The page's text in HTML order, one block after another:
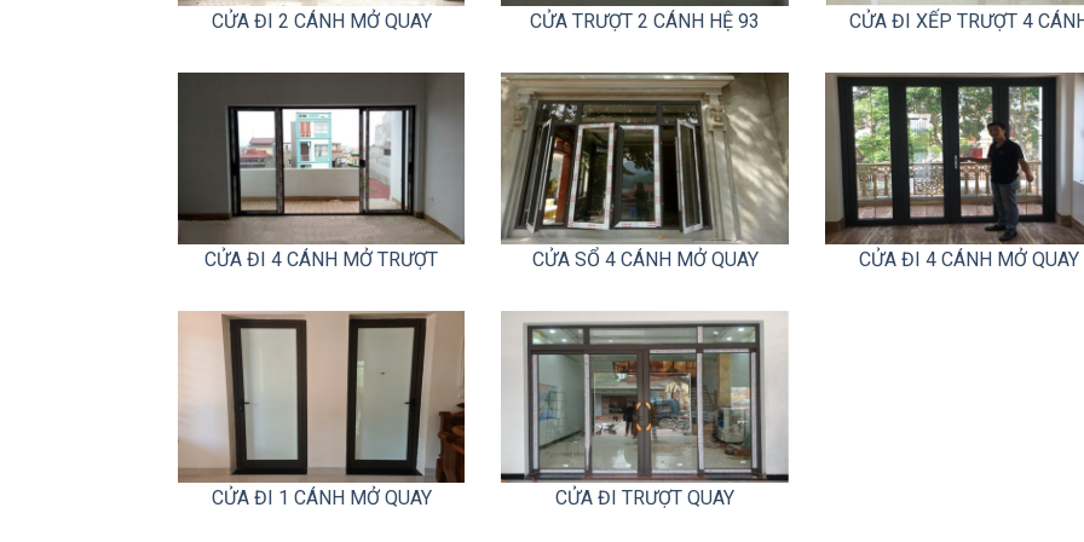
CỬA ĐI 2 CÁNH MỞ QUAY CỬA TRƯỢT 2 CÁNH HỆ 93 CỬA ĐI XẾP TRƯỢT 4
CỬA ĐI 4 CÁNH MỞ TRƯỢT CỬA SỔ 4 CÁNH MỞ QUAY CỬA ĐI 4 CÁNH MỞ QUAY
CỬA ĐI 1 CÁNH MỞ QUAY CỬA ĐI TRƯỢT QUAY